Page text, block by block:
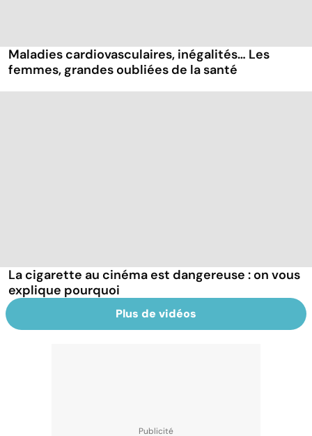
Maladies cardiovasculaires, inégalités… Les
femmes, grandes oubliées de la santé
La cigarette au cinéma est dangereuse : on vous
explique pourquoi
Plus de vidéos